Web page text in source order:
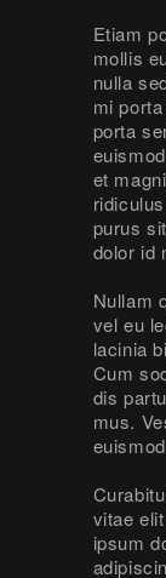
Etiam
mollis
nulla
mi
porta
et
purus
dolor id
Nullam
vel eu
lacinia
Cum
dis
mus.
vitae
ipsum